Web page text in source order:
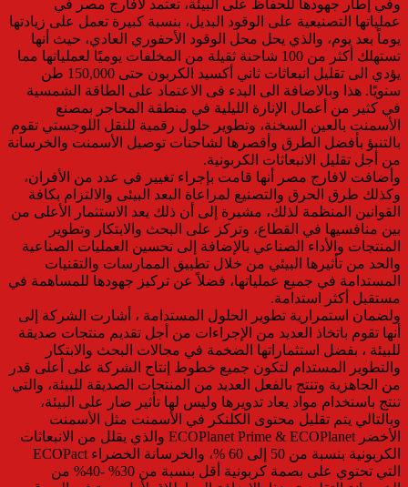
وفي إطار جهودها للحفاظ على البيئة، تعتمد لافارج مصر في
عملياتها التصنيعية على الوقود البديل، بنسبة كبيرة تعمل على زيادتها
يوماً بعد يوم، والذي يحل محل الوقود الأحفوري العادي، حيث أنها
تستهلك أكثر من 100 شاحنة ثقيلة من المخلفات يوميًا لعملياتها مما
يؤدي الى تقليل انبعاثات ثاني أكسيد الكربون حتى 150,000 طن
سنويًا. هذا وبالاضافة الى البدء فى الاعتماد على الطاقة الشمسية
في كثير من أعمال الإنارة الليلية في منطقة المحاجر بمصنع
الأسمنت بالعين السخنة، وتطوير حلول رقمية للنقل اللوجستي تقوم
بالتنبؤ بأفضل الطرق وأقصرها لشاحنات توصيل الأسمنت والخرسانة
من أجل تقليل الانبعاثات الكربونية.
وأضافت لافارج مصر أنها قامت بإجراء تغيير في عدد من الأفران،
وكذلك طرق الحرق والتصنيع لمراعاة البعد البيئى والالتزام بكافة
القوانين المنظمة لذلك، مشيرة إلى أن ذلك يعد الاستثمار الأعلى من
بين منافسيها في القطاع، وتركز على البحث والابتكار وتطوير
المنتجات والأداء الصناعي بالإضافة إلى تحسين العمليات الصناعية
والحد من تأثيرها البيئي من خلال تطبيق الممارسات والتقنيات
المستدامة في جميع عملياتها، فضلاً عن تركيز جهودها للمساهمة في
مستقبل أكثر استدامة.
ولضمان استمرارية تطوير الحلول المستدامة ، أشارت الشركة إلى
أنها تقوم باتخاذ العديد من الإجراءات من أجل تقديم منتجات صديقة
للبيئة ، بفضل استثماراتها الضخمة في مجالات البحث والابتكار
والتطوير المستدام لتكون جميع خطوط إنتاج الشركة على أعلى قدر
من الجاهزية وتنتج بالفعل العديد من المنتجات الصديقة للبيئة، والتي
تنتج باستخدام مواد يعاد تدويرها وليس لها تأثير ضار على البيئة،
وبالتالي يتم تقليل محتوى الكلنكر في الأسمنت مثل الأسمنت
الأخضر ECOPlanet Prime & ECOPlanet والذي يقلل من الانبعاثات
الكربونية بنسبة من 50 إلى 60 %، والخرسانة الخضراء ECOPact
التي تحتوي على بصمة كربونية أقل بنسبة من 30% -40% من